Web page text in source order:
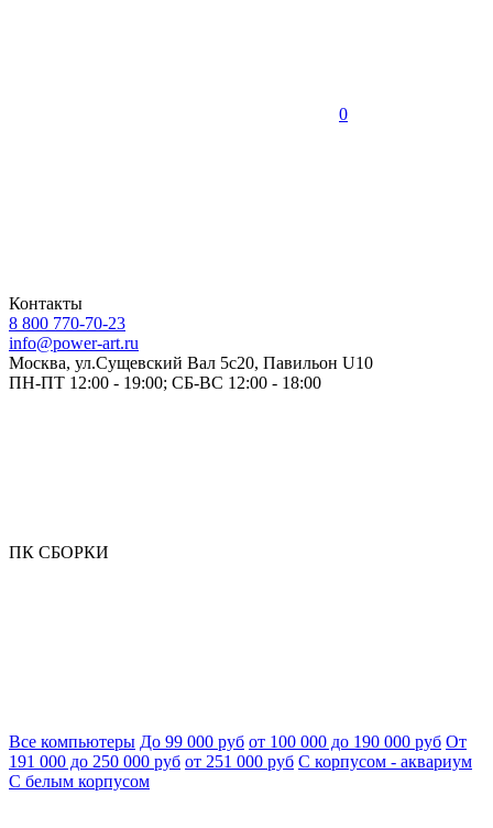
0
Контакты
8 800 770-70-23
info@power-art.ru
Москва, ул.Сущевский Вал 5с20, Павильон U10
ПН-ПТ 12:00 - 19:00; СБ-ВС 12:00 - 18:00
ПК СБОРКИ
Все компьютеры До 99 000 руб от 100 000 до 190 000 руб От
191 000 до 250 000 руб от 251 000 руб С корпусом - аквариум
С белым корпусом